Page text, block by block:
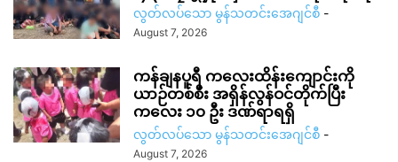
လွတ်လပ်သော မွန်သတင်းအေဂျင်စီ -
August 7, 2026
ကန်ချနပူရီ ကလေးထိန်းကျောင်းကို
ယာဉ်တစ်စီး အရှိန်လွန်ဝင်တိုက်ပြီး
ကလေး ၁၀ ဦး ဒဏ်ရာရရှိ
လွတ်လပ်သော မွန်သတင်းအေဂျင်စီ -
August 7, 2026